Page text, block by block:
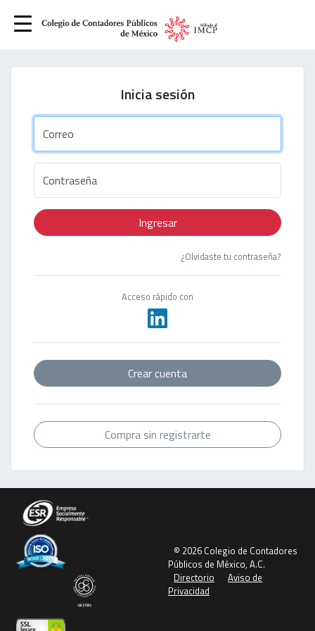
Inicia sesión
Correo
Contraseña
Ingresar
¿Olvidaste tu contraseña?
Acceso rápido con
Crear cuenta
Compra sin registrarte
© 2026 Colegio de Contadores
Públicos de México, A.C.
Directorio
Aviso de
Privacidad